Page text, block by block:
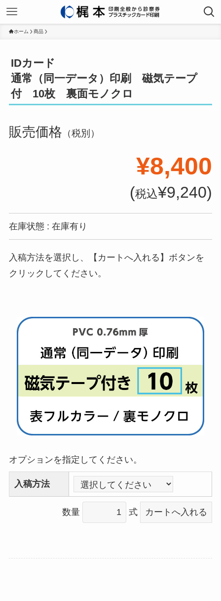
ホーム 商品
IDカード
通常（同一データ）印刷 磁気テープ
付 10枚 裏面モノクロ
販売価格 （税別）
¥8,400
(税込¥9,240)
在庫状態 : 在庫有り
入稿方法を選択し、【カートへ入れる】ボタンを
クリックしてください。
オプションを指定してください。
入稿方法
数量 式